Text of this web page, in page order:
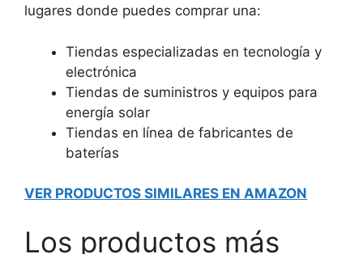
lugares donde puedes comprar una:
Tiendas especializadas en tecnología y
electrónica
Tiendas de suministros y equipos para
energía solar
Tiendas en línea de fabricantes de
baterías
VER PRODUCTOS SIMILARES EN AMAZON
Los productos más